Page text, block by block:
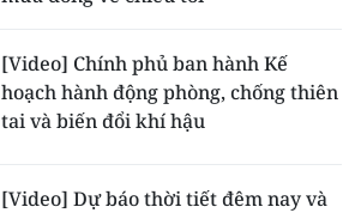
[Video] Chính phủ ban hành Kế
hoạch hành động phòng, chống thiên
tai và biến đổi khí hậu
[Video] Dự báo thời tiết đêm nay và